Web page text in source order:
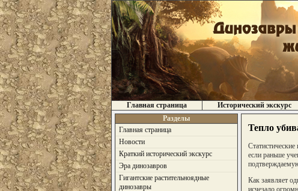
Главная страница Исторический экскурс
Разделы
Главная страница
Новости
Краткий исторический экскурс
Эра динозавров
Гигантские растительноядные
динозавры
Тепло
если раньше
Как заявляет
исчезало